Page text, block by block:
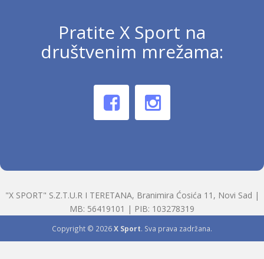
Pratite X Sport na
društvenim mrežama:
"X SPORT" S.Z.T.U.R I TERETANA, Branimira Ćosića 11, Novi Sad |
MB: 56419101 | PIB: 103278319
Copyright © 2026X Sport. Sva prava zadržana.